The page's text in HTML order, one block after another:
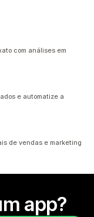
com análises em
e automatize a
de vendas e marketing
app?